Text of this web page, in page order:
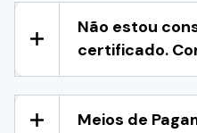
Não estou
certificado.
Meios de